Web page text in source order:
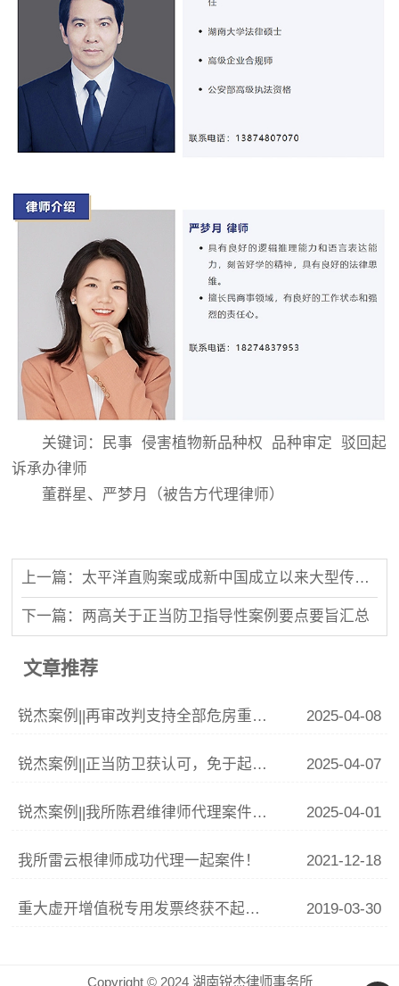
关键词：民事 侵害植物新品种权 品种审定 驳回起
诉承办律师
董群星、严梦月（被告方代理律师）
上一篇：太平洋直购案或成新中国成立以来大型传销案
下一篇：两高关于正当防卫指导性案例要点要旨汇总
文章推荐
锐杰案例||再审改判支持全部危房重建费用 2025-04-08
锐杰案例||正当防卫获认可，免于起诉显公正 2025-04-07
锐杰案例||我所陈君维律师代理案件入选长沙市天心区法院《涉消费审判白皮书》典型案例 2025-04-01
我所雷云根律师成功代理一起案件！ 2021-12-18
重大虚开增值税专用发票终获不起诉！！ 2019-03-30
Copyright © 2024 湖南锐杰律师事务所